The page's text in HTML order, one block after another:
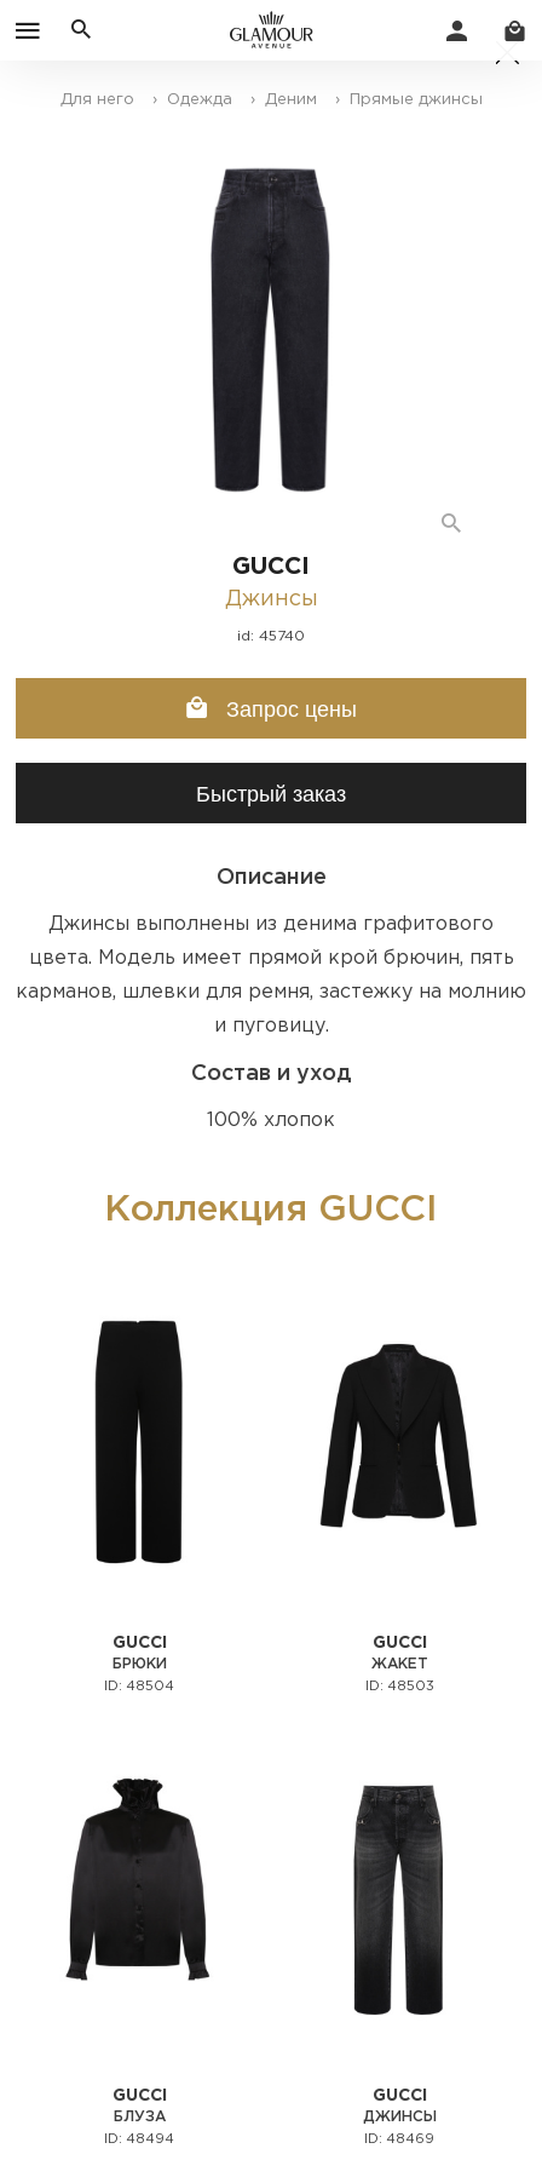
Для него › Одежда › Деним › Прямые джинсы
GUCCI
Джинсы
id: 45740
Запрос цены
Быстрый заказ
Описание
Джинсы выполнены из денима графитового
цвета. Модель имеет прямой крой брючин, пять
карманов, шлевки для ремня, застежку на молнию
и пуговицу.
Состав и уход
100% хлопок
Коллекция GUCCI
GUCCI
БРЮКИ
ID: 48504
GUCCI
ЖАКЕТ
ID: 48503
GUCCI
БЛУЗА
ID: 48494
GUCCI
ДЖИНСЫ
ID: 48469